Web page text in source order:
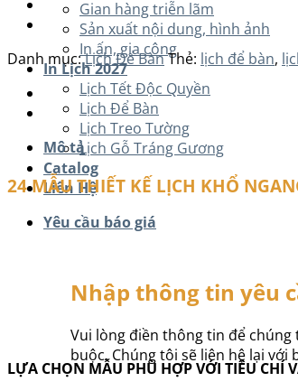
Gian hàng triễn lãm
Sản xuất nội dung, hình ảnh
In ấn, gia công
In Lịch 2027
Lịch Tết Độc Quyền
Lịch Để Bàn
Lịch Treo Tường
Lịch Gỗ Tráng Gương
Catalog
Liên Hệ
Yêu cầu báo giá
Nhập thông tin yêu
Vui lòng điền thông tin để chúng
buộc. Chúng tôi sẽ liên hệ lại
Danh mục:Lịch Để BànThẻ: lịch để bàn,
Mô tả
24 MẪU THIẾT KẾ LỊCH KHỔ
LỰA CHỌN MẪU PHÙ HỢP VỚI TIÊU CHÍ